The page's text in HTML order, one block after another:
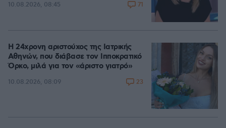
10.08.2026, 08:45 71
Η 24χρονη αριστούχος της Ιατρικής
Αθηνών, που διάβασε τον Ιπποκρατικό
Όρκο, μιλά για τον «άριστο γιατρό»
10.08.2026, 08:09 23